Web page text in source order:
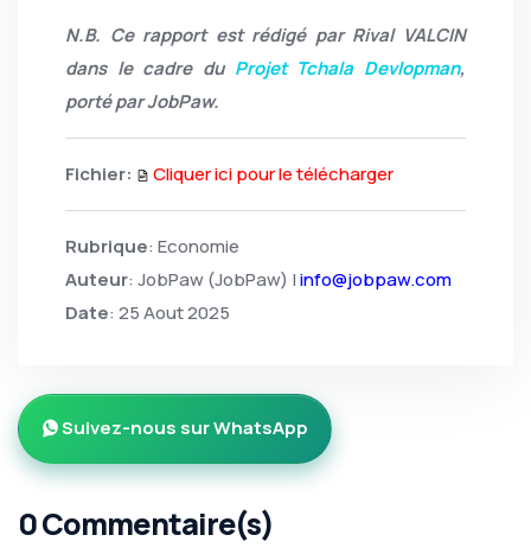
N.B. Ce rapport est rédigé par Rival VALCIN
dans le cadre du Projet Tchala Devlopman,
porté par JobPaw.
Fichier: Cliquer ici pour le télécharger
Rubrique: Economie
Auteur: JobPaw (JobPaw) |info@jobpaw.com
Date: 25 Aout 2025
Suivez-nous sur WhatsApp
0 Commentaire(s)